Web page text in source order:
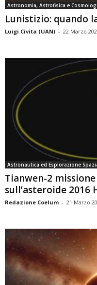
Astronomia, Astrofisica e
Lunistizio: quando
Luigi Civita (UAN) - 22 Marzo
Astronautica ed Esplorazione
Tianwen-2
sull’asteroide 2016
Redazione Coelum - 21 Marzo